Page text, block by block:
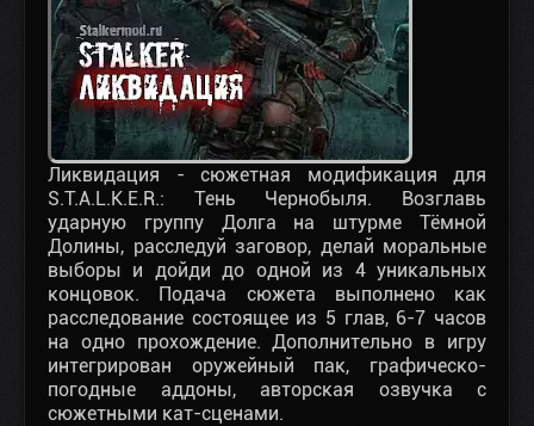
Ликвидация - сюжетная модификация для
S.T.A.L.K.E.R.: Тень Чернобыля. Возглавь
ударную группу Долга на штурме Тёмной
Долины, расследуй заговор, делай моральные
выборы и дойди до одной из 4 уникальных
концовок. Подача сюжета выполнено как
расследование состоящее из 5 глав, 6-7 часов
на одно прохождение. Дополнительно в игру
интегрирован оружейный пак, графическо-
погодные аддоны, авторская озвучка с
сюжетными кат-сценами.